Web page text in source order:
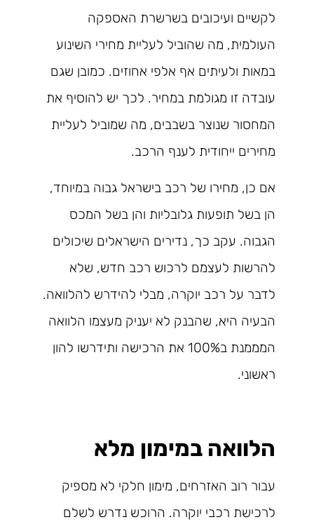
לקשיים ועיכובים בשרשרת האספקה
העולמית, מה שהוביל לעליית מחירי השינוע
במאות ולעיתים אף אלפי אחוזים. כמובן שגם
עובדה זו מגולמת במחיר. לכך יש להוסיף את
המחסור שנוצר בשבבים, מה שמוביל לעליית
מחירים ייחודית לענף הרכב.
אם כן, מחירו של רכב בישראל גבוה במיוחד,
הן בשל תופעות גלובליות והן בשל המכס
הגבוה. עקב כך, נדירים הישראלים שיכולים
להרשות לעצמם לרכוש רכב חדש, שלא
לדבר על רכב יוקרה, מבלי להידרש להלוואה.
הבעיה היא, שהבנק לא יעניק מעצמו הלוואה
המממנת ב100% את הרכישה ותידרשו להון
ראשוני.
הלוואה במימון מלא
עבור רוב האזרחים, מימון חלקי לא מספיק
לרכישת רכבי יוקרה. הרוכש נדרש לשלם